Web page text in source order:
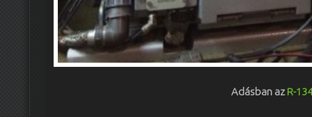
Adásban azR-134